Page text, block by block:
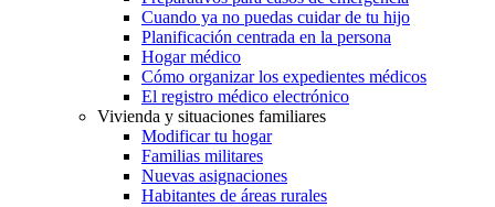
Cuando ya no puedas cuidar de tu hijo
Planificación centrada en la persona
Hogar médico
Cómo organizar los expedientes médicos
El registro médico electrónico
Vivienda y situaciones familiares
Modificar tu hogar
Familias militares
Nuevas asignaciones
Habitantes de áreas rurales